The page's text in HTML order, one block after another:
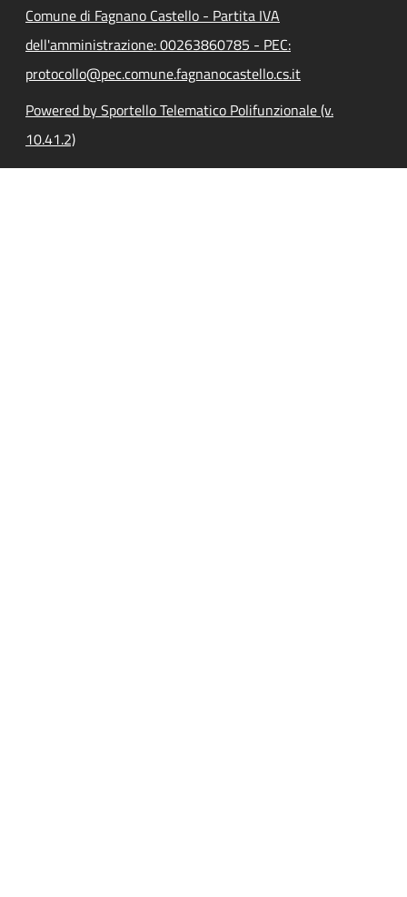
Comune di Fagnano Castello - Partita IVA
dell'amministrazione: 00263860785 - PEC:
protocollo@pec.comune.fagnanocastello.cs.it
Powered by Sportello Telematico Polifunzionale (v.
10.41.2)